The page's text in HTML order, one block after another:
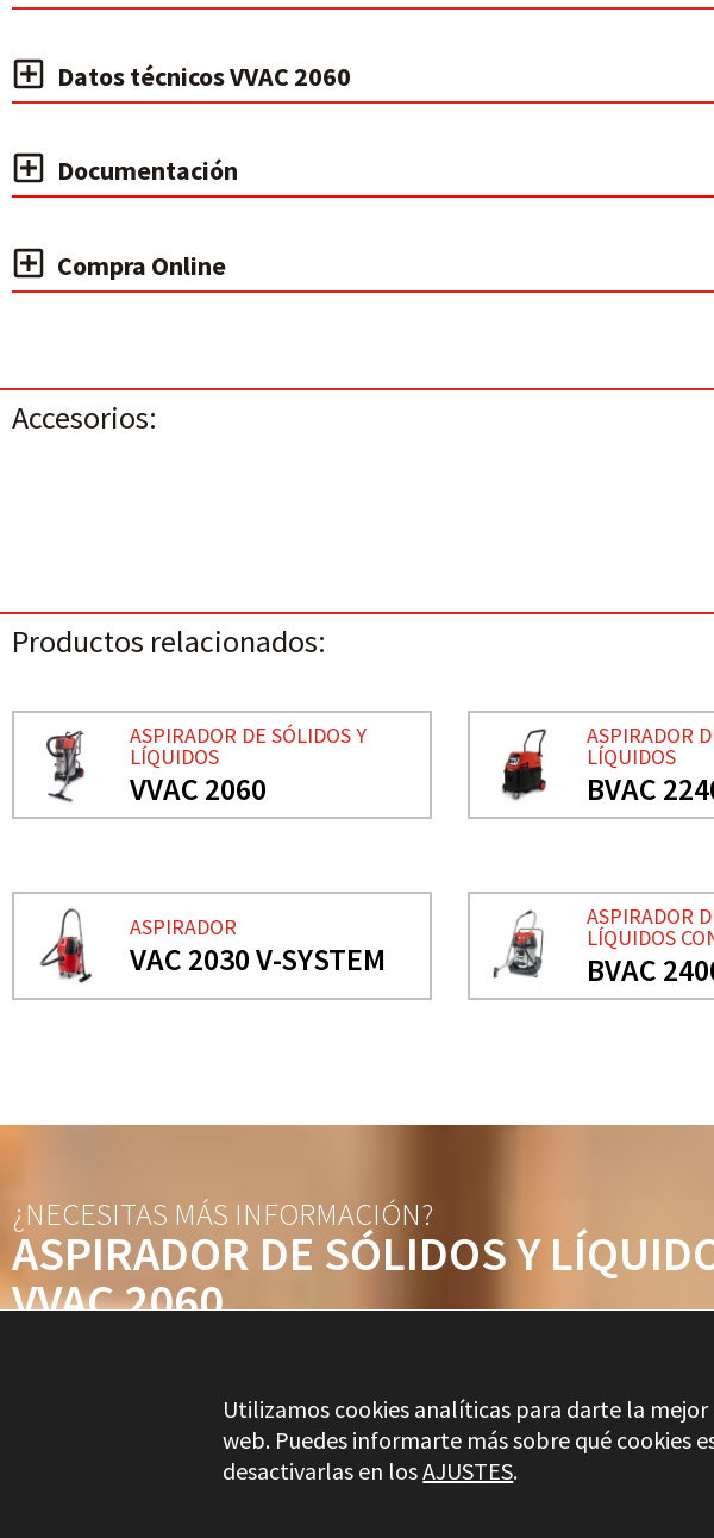
Datos técnicos VVAC 2060
Documentación
Compra Online
Accesorios:
Productos relacionados:
ASPIRADOR DE SÓLIDOS Y
LÍQUIDOS
VVAC 2060
ASPIRADOR
LÍQUIDOS
BVAC
ASPIRADOR
VAC 2030 V-SYSTEM
ASPIRADOR
LÍQUIDOS
BVAC
¿NECESITAS MÁS INFORMACIÓN?
ASPIRADOR DE SÓLIDOS Y
VVAC 2060
Utilizamos cookies analíticas para darte la
web. Puedes informarte más sobre qué cookies
desactivarlas en losAJUSTES.